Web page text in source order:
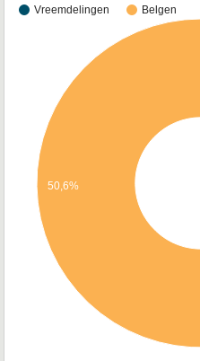
Vreemdelingen Belgen
50,6%